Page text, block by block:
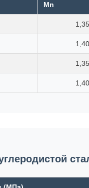
Mn
1,35
1,40
1,35
1,40